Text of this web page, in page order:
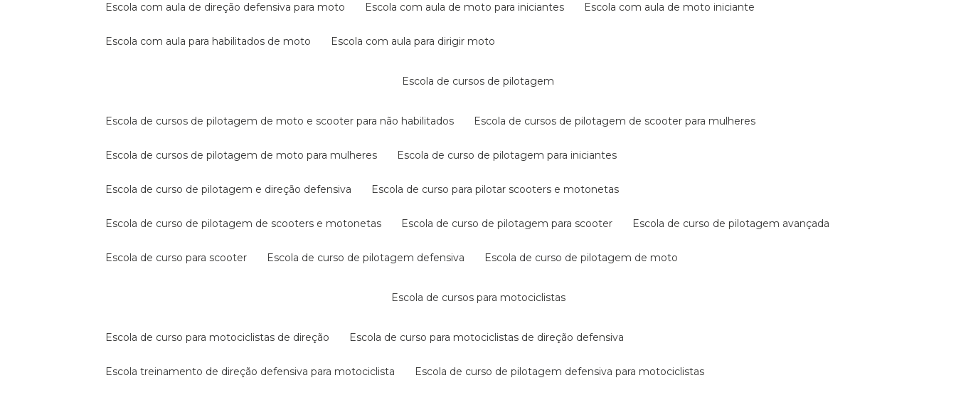
escola com aula de direção defensiva para moto escola com aula de moto para iniciantes escola com aula de moto iniciante
escola com aula para habilitados de moto escola com aula para dirigir moto
escola de cursos de pilotagem
escola de cursos de pilotagem de moto e scooter para não habilitados escola de cursos de pilotagem de scooter para mulheres
escola de cursos de pilotagem de moto para mulheres escola de curso de pilotagem para iniciantes
escola de curso de pilotagem e direção defensiva escola de curso para pilotar scooters e motonetas
escola de curso de pilotagem de scooters e motonetas escola de curso de pilotagem para scooter escola de curso de pilotagem avançada
escola de curso para scooter escola de curso de pilotagem defensiva escola de curso de pilotagem de moto
escola de cursos para motociclistas
escola de curso para motociclistas de direção escola de curso para motociclistas de direção defensiva
escola treinamento de direção defensiva para motociclista escola de curso de pilotagem defensiva para motociclistas